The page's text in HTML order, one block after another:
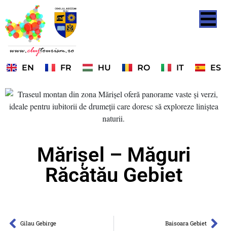
EN FR HU RO IT ES
Mărișel – Măguri
Răcătău Gebiet
Gilau Gebirge Baisoara Gebiet